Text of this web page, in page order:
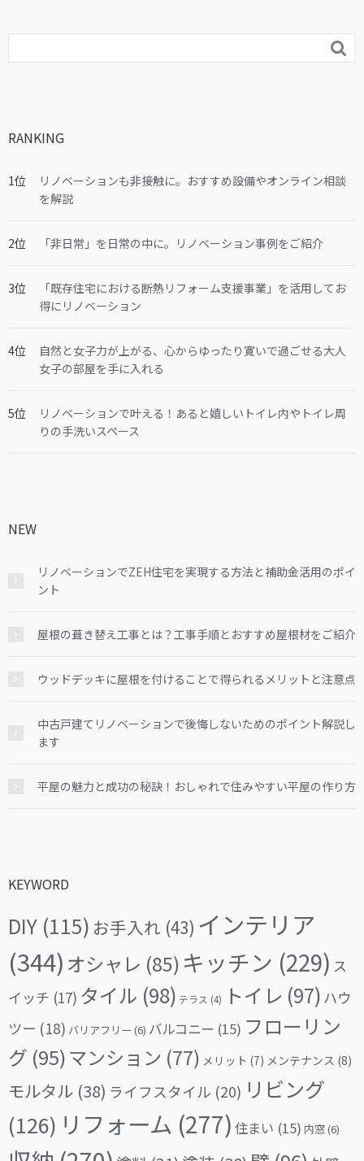

RANKING
リノベーションも非接触に。おすすめ設備やオンライン相談
を解説
「非日常」を日常の中に。リノベーション事例をご紹介
「既存住宅における断熱リフォーム支援事業」を活用してお
得にリノベーション
自然と女子力が上がる、心からゆったり寛いで過ごせる大人
女子の部屋を手に入れる
リノベーションで叶える！あると嬉しいトイレ内やトイレ周
りの手洗いスペース
NEW
リノベーションでZEH住宅を実現する方法と補助金活用のポイ
ント
屋根の葺き替え工事とは？工事手順とおすすめ屋根材をご紹介
ウッドデッキに屋根を付けることで得られるメリットと注意点
中古戸建てリノベーションで後悔しないためのポイント解説し
ます
平屋の魅力と成功の秘訣！おしゃれで住みやすい平屋の作り方
KEYWORD
DIY (115) お手入れ (43) インテリア
(344) オシャレ (85) キッチン (229) ス
イッチ (17) タイル (98) テラス (4) トイレ (97) ハウ
ツー (18) バリアフリー (6) バルコニー (15) フローリン
グ (95)マンション (77) メリット (7) メンテナンス (8)
モルタル (38) ライフスタイル (20) リビング
(126) リフォーム (277) 住まい (15) 内窓(6)